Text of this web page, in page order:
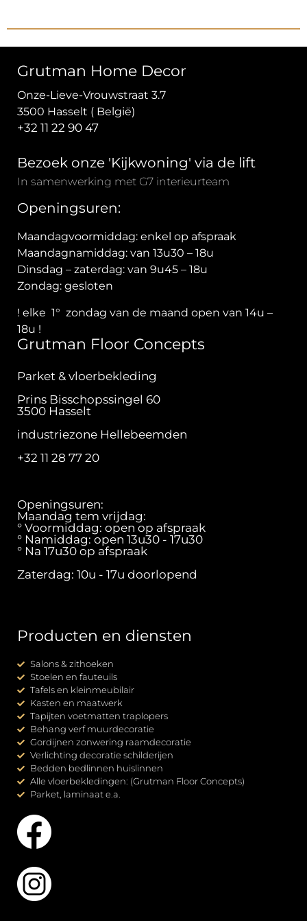
Grutman Home Decor
Onze-Lieve-Vrouwstraat 3.7
3500 Hasselt ( België)
+32 11 22 90 47
Bezoek onze 'Kijkwoning' via de lift
In samenwerking met G7 interieurteam
Openingsuren:
Maandagvoormiddag: enkel op afspraak
Maandagnamiddag: van 13u30 – 18u
Dinsdag – zaterdag: van 9u45 – 18u
Zondag: gesloten
! elke 1° zondag van de maand open van 14u –
18u !
Grutman Floor Concepts
Parket & vloerbekleding
Prins Bisschopssingel 60
3500 Hasselt
industriezone Hellebeemden
+32 11 28 77 20
Openingsuren:
Maandag tem vrijdag:
° Voormiddag: open op afspraak
° Namiddag: open 13u30 - 17u30
° Na 17u30 op afspraak
Zaterdag: 10u - 17u doorlopend
Producten en diensten
Salons & zithoeken
Stoelen en fauteuils
Tafels en kleinmeubilair
Kasten en maatwerk
Tapijten voetmatten traplopers
Behang verf muurdecoratie
Gordijnen zonwering raamdecoratie
Verlichting decoratie schilderijen
Bedden bedlinnen huislinnen
Alle vloerbekledingen: (Grutman Floor Concepts)
Parket, laminaat e.a.